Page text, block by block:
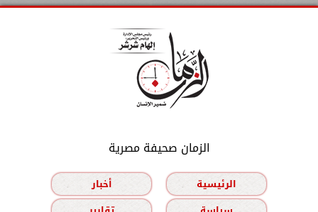
الزمان صحيفة مصرية
الرئيسية
أخبار